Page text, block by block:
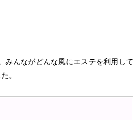
みんながどんな風にエステを利用して
。